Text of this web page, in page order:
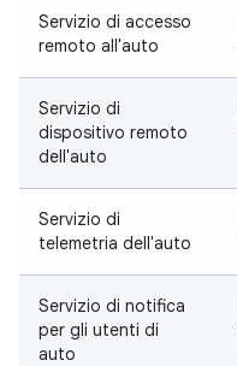
Servizio di accesso
remoto all'auto
Servizio di
dispositivo remoto
dell'auto
Servizio di
telemetria dell'auto
Servizio di notifica
per gli utenti di
auto